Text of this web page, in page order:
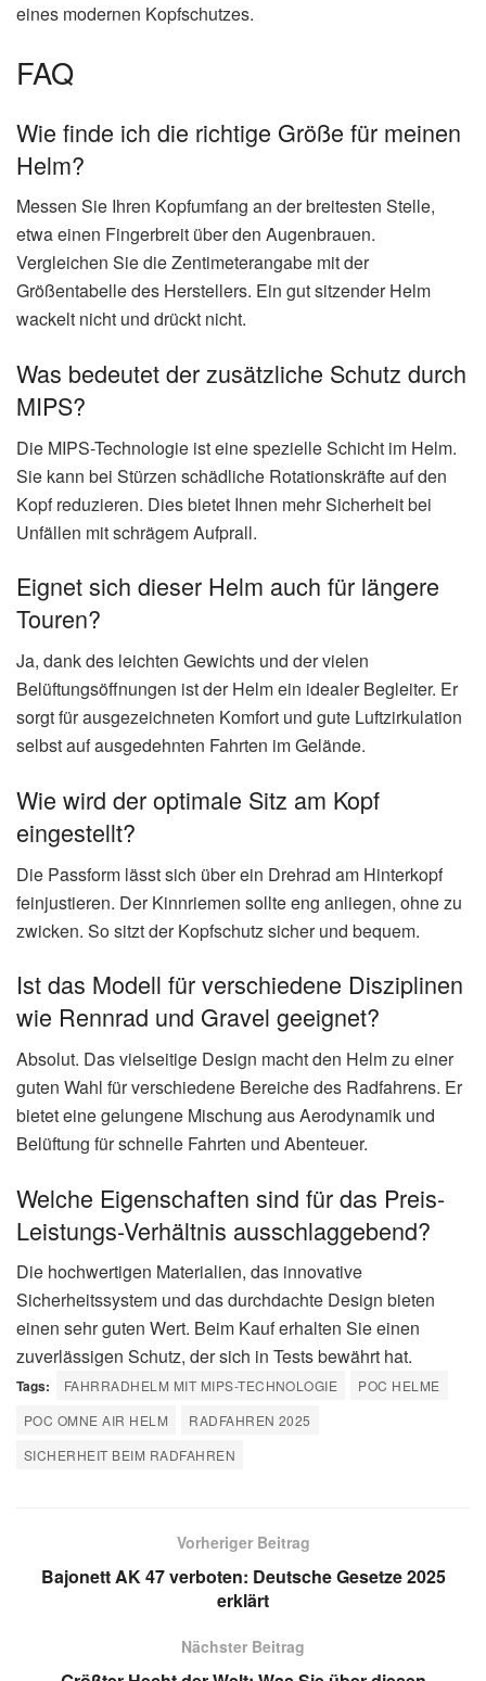
eines modernen Kopfschutzes.
FAQ
Wie finde ich die richtige Größe für meinen
Helm?
Messen Sie Ihren Kopfumfang an der breitesten Stelle,
etwa einen Fingerbreit über den Augenbrauen.
Vergleichen Sie die Zentimeterangabe mit der
Größentabelle des Herstellers. Ein gut sitzender Helm
wackelt nicht und drückt nicht.
Was bedeutet der zusätzliche Schutz durch
MIPS?
Die MIPS-Technologie ist eine spezielle Schicht im Helm.
Sie kann bei Stürzen schädliche Rotationskräfte auf den
Kopf reduzieren. Dies bietet Ihnen mehr Sicherheit bei
Unfällen mit schrägem Aufprall.
Eignet sich dieser Helm auch für längere
Touren?
Ja, dank des leichten Gewichts und der vielen
Belüftungsöffnungen ist der Helm ein idealer Begleiter. Er
sorgt für ausgezeichneten Komfort und gute Luftzirkulation
selbst auf ausgedehnten Fahrten im Gelände.
Wie wird der optimale Sitz am Kopf
eingestellt?
Die Passform lässt sich über ein Drehrad am Hinterkopf
feinjustieren. Der Kinnriemen sollte eng anliegen, ohne zu
zwicken. So sitzt der Kopfschutz sicher und bequem.
Ist das Modell für verschiedene Disziplinen
wie Rennrad und Gravel geeignet?
Absolut. Das vielseitige Design macht den Helm zu einer
guten Wahl für verschiedene Bereiche des Radfahrens. Er
bietet eine gelungene Mischung aus Aerodynamik und
Belüftung für schnelle Fahrten und Abenteuer.
Welche Eigenschaften sind für das Preis-
Leistungs-Verhältnis ausschlaggebend?
Die hochwertigen Materialien, das innovative
Sicherheitssystem und das durchdachte Design bieten
einen sehr guten Wert. Beim Kauf erhalten Sie einen
zuverlässigen Schutz, der sich in Tests bewährt hat.
Tags: FAHRRADHELM MIT MIPS-TECHNOLOGIE
POC HELME
POC OMNE AIR HELM
RADFAHREN 2025
SICHERHEIT BEIM RADFAHREN
Vorheriger Beitrag
Bajonett AK 47 verboten: Deutsche Gesetze 2025
erklärt
Nächster Beitrag